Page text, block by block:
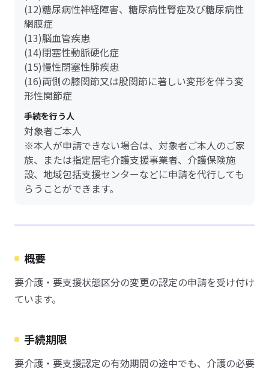
(12)糖尿病性神経障害、糖尿病性腎症及び糖尿病性
網膜症
(13)脳血管疾患
(14)閉塞性動脈硬化症
(15)慢性閉塞性肺疾患
(16)両側の膝関節又は股関節に著しい変形を伴う変
形性関節症
手続を行う人
対象者ご本人
※本人が申請できない場合は、対象者ご本人のご家
族、または指定居宅介護支援事業者、介護保険施
設、地域包括支援センターなどに申請を代行しても
らうことができます。
概要
要介護・要支援状態区分の変更の認定の申請を受け付け
ています。
手続期限
要介護・要支援認定の有効期間の途中でも、介護の必要